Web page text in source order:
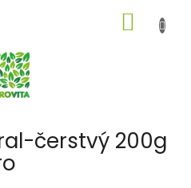
KOŠÍK
čerstvý 200g